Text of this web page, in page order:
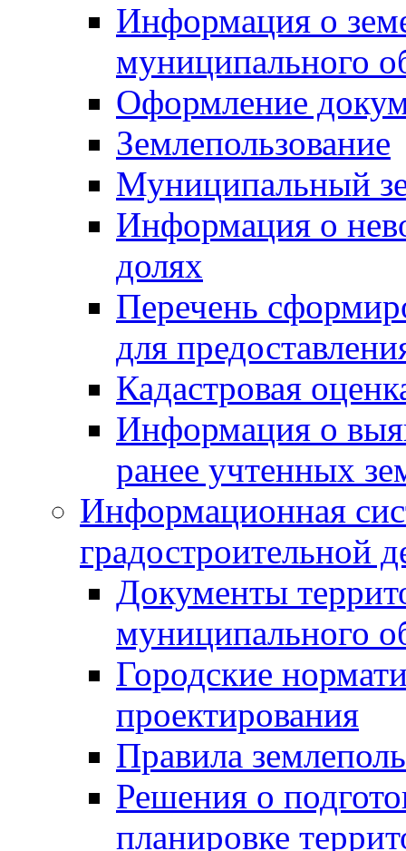
Информация о
муниципального
Оформление
Землепользование
Муниципальный
Информация о
долях
Перечень
для
Кадастровая
Информация о
ранее учтенных
Информационная
градостроительной
Документы
муниципального
Городские
проектирования
Правила
Решения о
планировке